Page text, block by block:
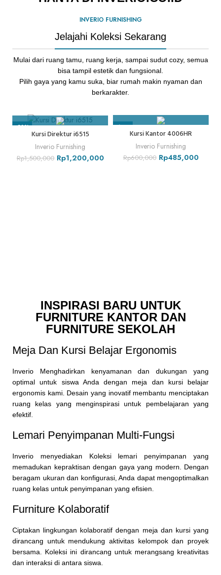
INVERIO FURNISHING
Jelajahi Koleksi Sekarang
Mulai dari ruang tamu, ruang kerja, sampai sudut cozy, semua
bisa tampil estetik dan fungsional.
Pilih gaya yang kamu suka, biar rumah makin nyaman dan
berkarakter.
-20%
Kursi Direktur i6515
Inverio Furnishing
Rp1,500,000 Rp1,200,000
-19%
Kursi Kantor 4006HR
Inverio Furnishing
Rp600,000 Rp485,000
INSPIRASI BARU UNTUK
FURNITURE KANTOR DAN
FURNITURE SEKOLAH
Meja Dan Kursi Belajar Ergonomis
Inverio Menghadirkan kenyamanan dan dukungan yang
optimal untuk siswa Anda dengan meja dan kursi belajar
ergonomis kami. Desain yang inovatif membantu menciptakan
ruang kelas yang menginspirasi untuk pembelajaran yang
efektif.
Lemari Penyimpanan Multi-Fungsi
Inverio menyediakan Koleksi lemari penyimpanan yang
memadukan kepraktisan dengan gaya yang modern. Dengan
beragam ukuran dan konfigurasi, Anda dapat mengoptimalkan
ruang kelas untuk penyimpanan yang efisien.
Furniture Kolaboratif
Ciptakan lingkungan kolaboratif dengan meja dan kursi yang
dirancang untuk mendukung aktivitas kelompok dan proyek
bersama. Koleksi ini dirancang untuk merangsang kreativitas
dan interaksi di antara siswa.